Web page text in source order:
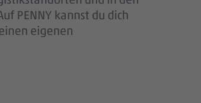
PENNY kannst du dich
eigenen